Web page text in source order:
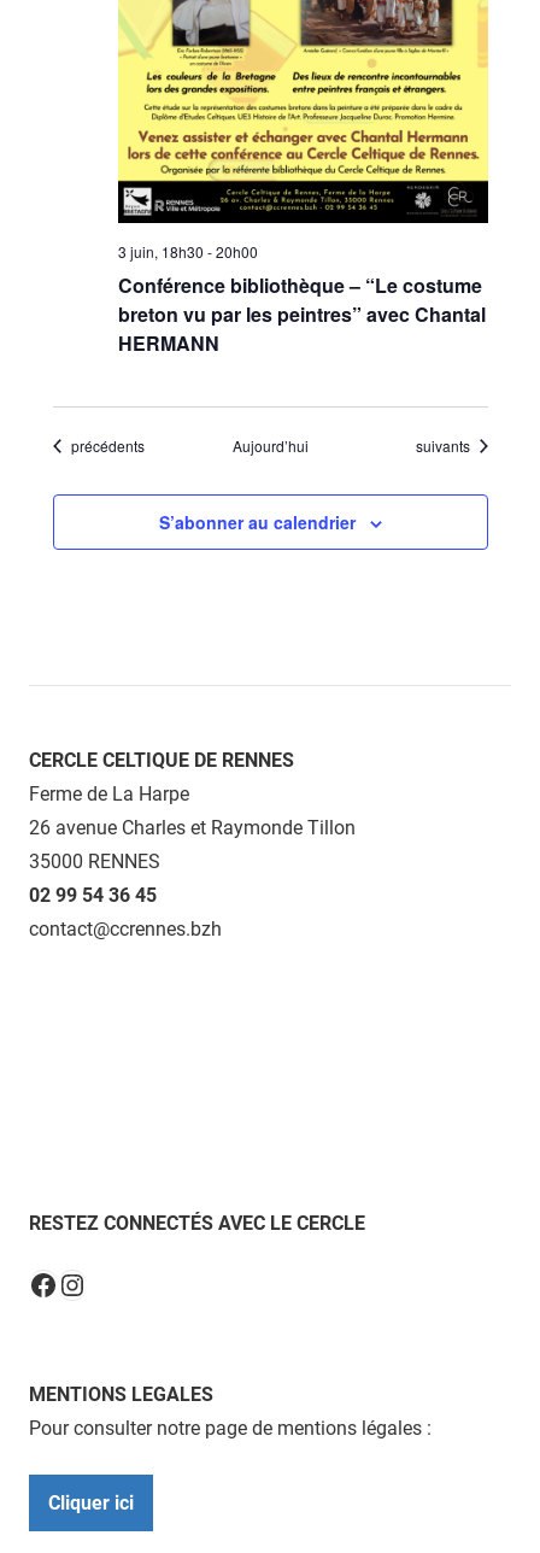
3 juin, 18h30 -20h00
Conférence bibliothèque – “Le costume
breton vu par les peintres” avec Chantal
HERMANN
Évènements
précédents Aujourd’hui Évènements
suivants
S’abonner au calendrier
CERCLE CELTIQUE DE RENNES
Ferme de La Harpe
26 avenue Charles et Raymonde Tillon
35000 RENNES
02 99 54 36 45
contact@ccrennes.bzh
RESTEZ CONNECTÉS AVEC LE CERCLE
Facebook
Instagram
MENTIONS LEGALES
Pour consulter notre page de mentions légales :
Cliquer ici